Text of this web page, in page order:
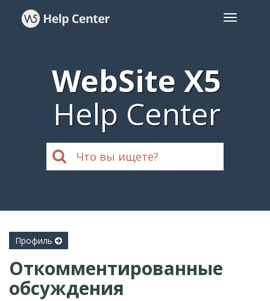
WebSite X5
Help Center
Профиль
Откомментированные
обсуждения